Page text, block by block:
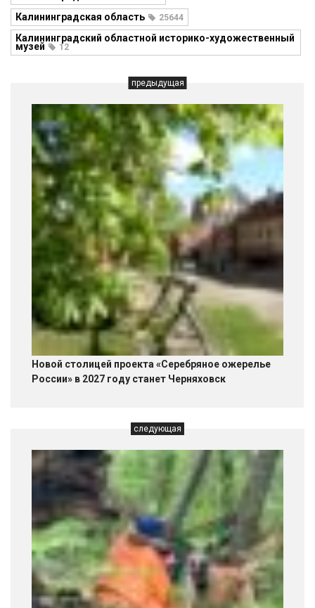
Калининградская область 25644
Калининградский областной историко-художественный
музей 12
предыдущая
Новой столицей проекта «Серебряное ожерелье
России» в 2027 году станет Черняховск
следующая